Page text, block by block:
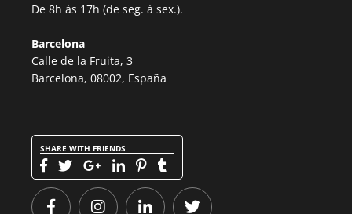
De 8h às 17h (de seg. à sex.).
Barcelona
Calle de la Fruita, 3
Barcelona, 08002, España
SHARE WITH FRIENDS